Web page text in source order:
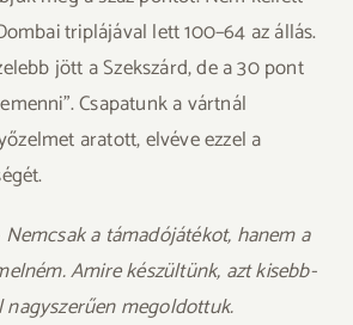
triplájával lett 100–64 az állás.
jött a Szekszárd, de a 30 pont
Csapatunk a vártnál
aratott, elvéve ezzel a
Nemcsak a támadójátékot, hanem a
Amire készültünk, azt kisebb-
megoldottuk.